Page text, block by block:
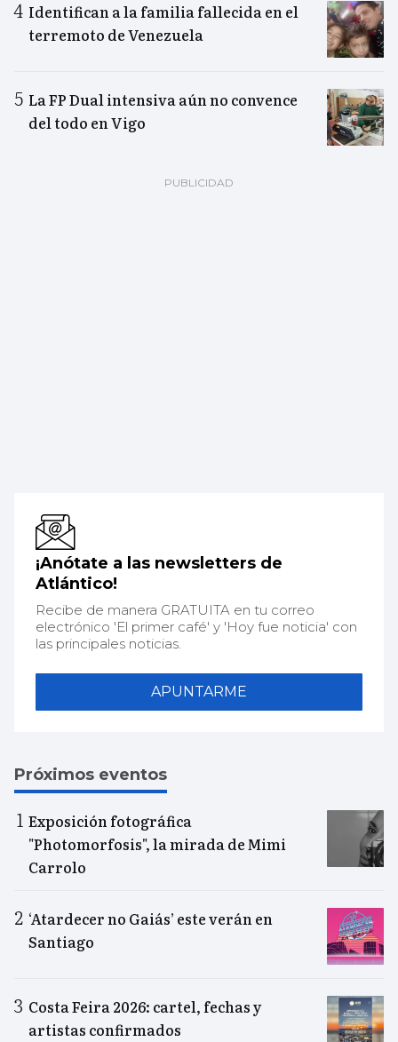
Identifican a la familia fallecida en el
terremoto de Venezuela
La FP Dual intensiva aún no convence
del todo en Vigo
¡Anótate a las newsletters de
Atlántico!
Recibe de manera GRATUITA en tu correo
electrónico 'El primer café' y 'Hoy fue noticia' con
las principales noticias.
APUNTARME
Próximos eventos
Exposición fotográfica
"Photomorfosis", la mirada de Mimi
Carrolo
‘Atardecer no Gaiás’ este verán en
Santiago
Costa Feira 2026: cartel, fechas y
artistas confirmados